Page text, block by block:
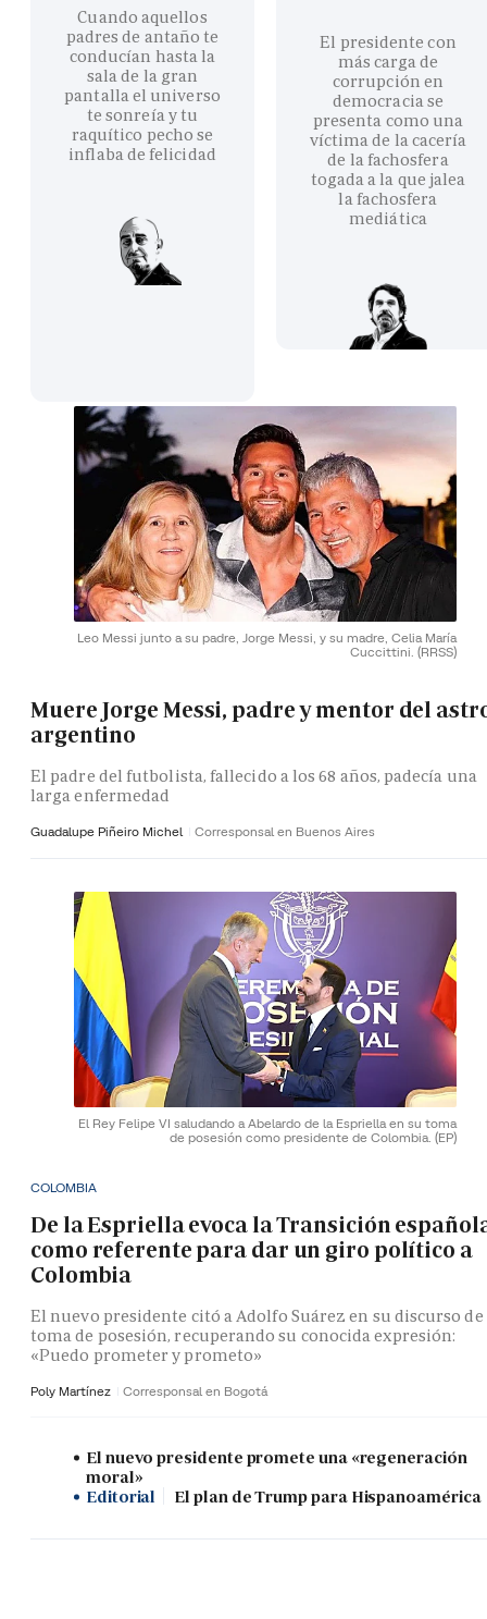
Cuando aquellos
padres de antaño te
conducían hasta la
sala de la gran
pantalla el universo
te sonreía y tu
raquítico pecho se
inflaba de felicidad
El presidente con
más carga de
corrupción en
democracia se
presenta como una
víctima de la cacería
de la fachosfera
togada a la que jalea
la fachosfera
mediática
Leo Messi junto a su padre, Jorge Messi, y su madre, Celia María
Cuccittini. (RRSS)
Muere Jorge Messi, padre y mentor del
argentino
El padre del futbolista, fallecido a los 68 años, padecía una
larga enfermedad
Guadalupe Piñeiro Michel Corresponsal en Buenos Aires
El Rey Felipe VI saludando a Abelardo de la Espriella en su toma
de posesión como presidente de Colombia. (EP)
COLOMBIA
De la Espriella evoca la Transición
como referente para dar un giro político a
Colombia
El nuevo presidente citó a Adolfo Suárez en su discurso de
toma de posesión, recuperando su conocida expresión:
«Puedo prometer y prometo»
Poly Martínez Corresponsal en Bogotá
El nuevo presidente promete una «regeneración
moral»
Editorial
El plan de Trump para Hispanoamérica